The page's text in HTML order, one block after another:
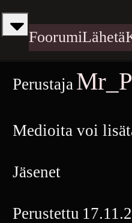
FoorumiLähetä
Perustaja
Medioita voi
Jäsenet
Perustettu